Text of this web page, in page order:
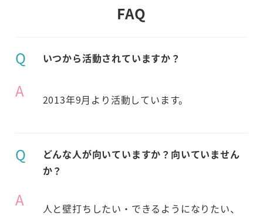
FAQ
Q いつから活動されていますか？
A 2013年9月より活動しています。
Q
どんな人が向いていますか？向いていません
か？
A
人と壁打ちしたい・できるようになりたい、